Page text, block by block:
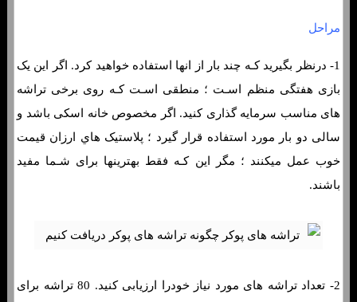
مراحل
1- درنظر بگیرید کـه چند بار از انها استفاده خواهید کرد. اگر این یک
بازی هفتگی منظم اسـت ؛ منطقی اسـت کـه روی برخی تراشه
های‌ مناسب سرمایه گذاری کنید. اگر مخصوص خانه اسکی باشد و
سالی دو بار مورد استفاده قرار گیرد ؛ پلاستیک هاي‌ ارزان قیمت
خوب عمل میکنند ؛ مگر این کـه فقط بهترینها برای شـما مفید
باشند.
2- تعداد تراشه های‌ مورد نیاز خودرا ارزیابی کنید. 80 تراشه برای